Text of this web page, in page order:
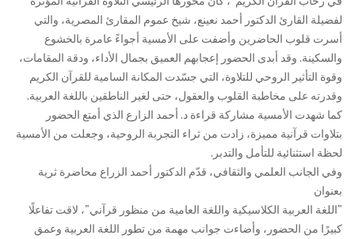
لفضيلة القارئ الدكتور أحمد نعينع، شيخ عموم المقارئ المصرية، والتي
أسرت قلوب الحاضرين وأضفت على الأمسية أجواءً عامرة بالخشوع
والسكينة. وقد أبدى الحضور إعجابهم العميق بجمال الأداء، ودقة المقامات،
وقوة التأثير الروحي للتلاوة، التي جسّدت المكانة السامية للقرآن الكريم
وقدرته على مخاطبة القلوب والعقول، حتى لغير الناطقين باللغة العربية.
كما شهدت الأمسية مشاركة قراءة د. أحمد الزارع الذي أمتع الحضور
بتلاوات قرآنية مميزة، زادت من ثراء التجربة الروحية، وجعلت من الأمسية
لحظة استثنائية للتأمل والتدبر.
وفي الجانب العلمي والثقافي، قدّم الدكتور أحمد الزراع محاضرة ثرية
بعنوان
"اللغة العربية الكلاسيكية واللغة العامية من منظور قرآني"، لاقت تفاعلًا
كبيرًا من الحضور، وأضاءت جوانب مهمة من تطور اللغة العربية وعمق